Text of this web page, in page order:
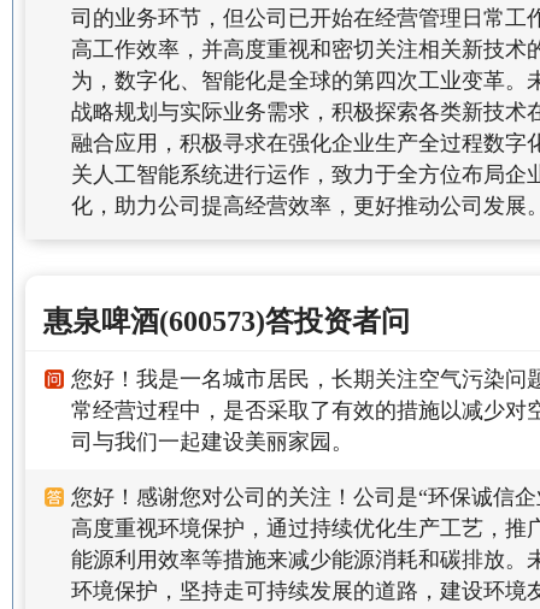
司的业务环节，但公司已开始在经营管理日常工
高工作效率，并高度重视和密切关注相关新技术
为，数字化、智能化是全球的第四次工业变革。
战略规划与实际业务需求，积极探索各类新技术
融合应用，积极寻求在强化企业生产全过程数字
关人工智能系统进行运作，致力于全方位布局企
化，助力公司提高经营效率，更好推动公司发展
惠泉啤酒(600573)答投资者问
您好！我是一名城市居民，长期关注空气污染问
常经营过程中，是否采取了有效的措施以减少对
司与我们一起建设美丽家园。
您好！感谢您对公司的关注！公司是“环保诚信
高度重视环境保护，通过持续优化生产工艺，推
能源利用效率等措施来减少能源消耗和碳排放。
环境保护，坚持走可持续发展的道路，建设环境